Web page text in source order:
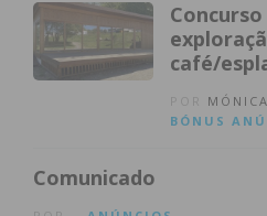
café/
Parque
BÓNUS
Comunicado